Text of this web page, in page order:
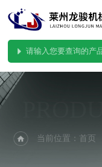
当前位置：首页